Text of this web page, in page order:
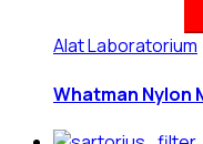
Alat Laboratorium
Whatman Nylon